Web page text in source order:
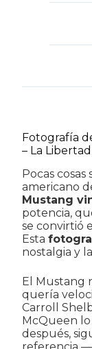
Fotografía
– La
Pocas
americano
Mustang
potencia,
se convirtió
Esta
nostalgia y
El Mustang
quería
Carroll
McQueen
después,